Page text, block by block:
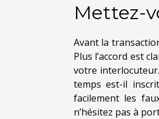
Mettez-
Avant la
Plus l’accord est
votre
temps est-il
facilement les
n’hésitez pas à